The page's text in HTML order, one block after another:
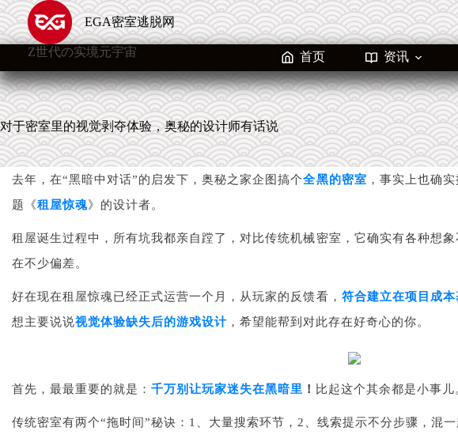
跳
至
内
EGA密室逃脱网
Z世代の实境元宇宙 首页 资讯
对于密室里的视觉剥夺体验，奥秘的设计师有话说
去年，在“黑暗中对话”的启发下，奥秘之家企图搞个全黑的密室 ，事实上也确
题
《租屋惊魂》的设计者。
租屋诞生过程中，所有坑我都亲自蹚了，对比传统机械密室，它确实有各种想
在不少偏差。
好在现在租屋惊魂已经正式运营一个月，从玩家的反馈看， 符合建立在项目成本
想主要说说视觉体验缺失后的游戏设计 ，希望能帮到对此存在好奇心的你。
首先，最最重要的就是： 千万别让玩家迷失在黑暗里 ！ 比起这个其余都是小事儿
传统密室有两个“拖时间”秘诀：1、大量搜索环节，2、线索提示不分步骤，混一